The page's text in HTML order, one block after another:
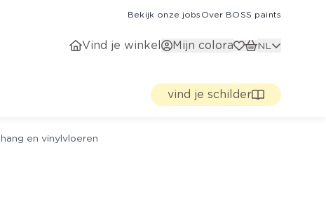
Bekijk onze jobs Over BOSS paints
Vind je winkel Mijn colora NL
vind je schilder
en vinylvloeren